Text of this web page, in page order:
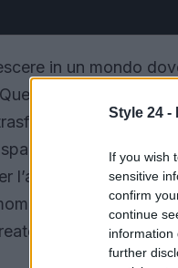
Style 24 -
If you wish
sensitive
confirm
continue
information
further
in un mondo
è il sogno
la sua
la sua storia è
l’artigianato che
chiave della
nei suoi abiti.